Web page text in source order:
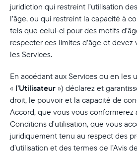
juridiction qui restreint l’utilisation
l’âge, ou qui restreint la capacité à
tels que celui-ci pour des motifs
respecter ces limites d’âge et devez
les Services.
En accédant aux Services ou en les
« l’Utilisateur ») déclarez et
droit, le pouvoir et la capacité de
Accord, que vous vous conformerez
Conditions d’utilisation, que vous
juridiquement tenu au respect des
d’utilisation et des termes de l’Avis